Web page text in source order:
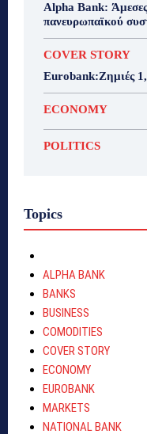
Alpha Bank:
πανευρωπαϊκού
COVER STORY
Eurobank:Ζημιές
ECONOMY
POLITICS
Topics
ALPHA BANK
BANKS
BUSINESS
COMODITIES
COVER STORY
ECONOMY
EUROBANK
MARKETS
NATIONAL BANK